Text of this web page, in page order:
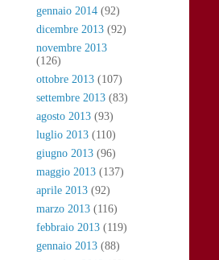
gennaio 2014 (92)
dicembre 2013 (92)
novembre 2013
(126)
ottobre 2013 (107)
settembre 2013 (83)
agosto 2013 (93)
luglio 2013 (110)
giugno 2013 (96)
maggio 2013 (137)
aprile 2013 (92)
marzo 2013 (116)
febbraio 2013 (119)
gennaio 2013 (88)